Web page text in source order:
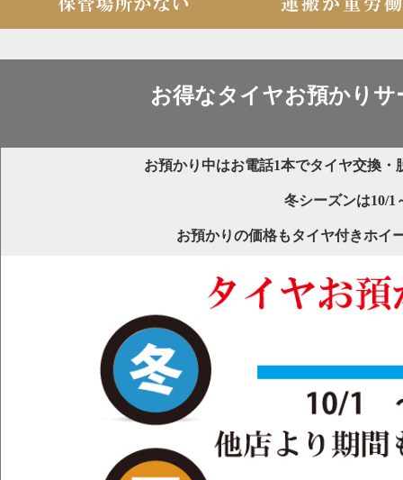
お得なタイヤお預かり
お預かり中はお電話1本でタイヤ交換
冬シーズンは10/1
お預かりの価格もタイヤ付きホイ